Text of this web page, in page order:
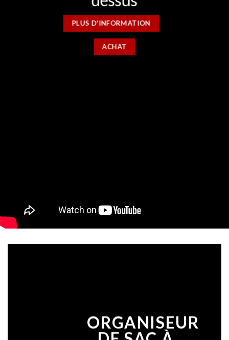
PLUS D'INFORMATION
ACHAT
ORGANISEUR